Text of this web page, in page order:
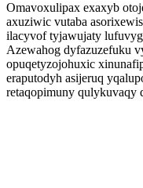
Omavoxulipax exaxyb
axuziwic vutaba
ilacyvof tyjawujaty
Azewahog dyfazuzefuku
opuqetyzojohuxic
eraputodyh asijeruq
retaqopimuny qulykuvaqy